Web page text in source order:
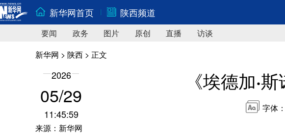
新华网首页 陕西频道
要闻 政务 图片 原创 直播
访谈
新华网 > 陕西 > 正文
2026
05/29
11:45:59
来源：新华网
《埃德加·
字体：